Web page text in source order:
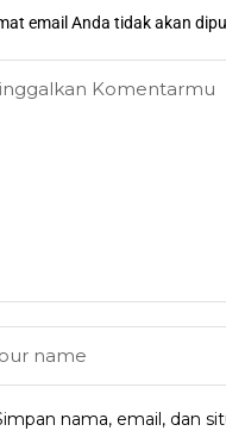
email Anda tidak akan
nama, email, dan